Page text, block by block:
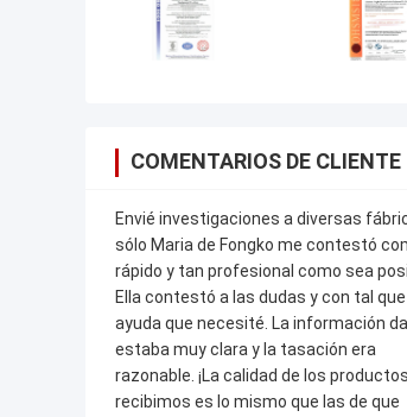
COMENTARIOS DE CLIENTE
Envié investigaciones a diversas
sólo Maria de Fongko me contestó
rápido y tan profesional como sea
Ella contestó a las dudas y con tal
ayuda que necesité. La información
estaba muy clara y la tasación era
razonable. ¡La calidad de los
recibimos es lo mismo que las de que